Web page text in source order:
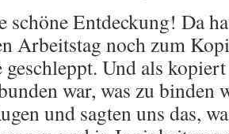
schöne Entdeckung! Da
Arbeitstag noch zum
geschleppt. Und als
war, was zu binden
und sagten uns das,